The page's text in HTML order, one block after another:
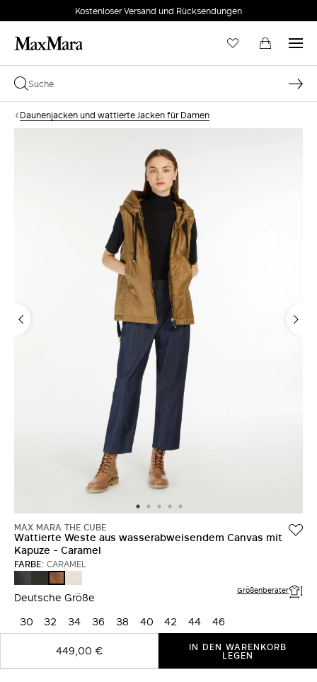
Kostenloser Versand und Rücksendungen
Daunenjacken und wattierte Jacken für Damen
MAX MARA THE CUBE
Wattierte Weste aus wasserabweisendem Canvas mit
Kapuze - Caramel
FARBE: CARAMEL
SCHWARZDUNKELGRUEN
CARAMEL
Deutsche Größe Größenberater
30 32 34 36 38 40 42 44
46
449,00 €
IN DEN WARENKORB
LEGEN